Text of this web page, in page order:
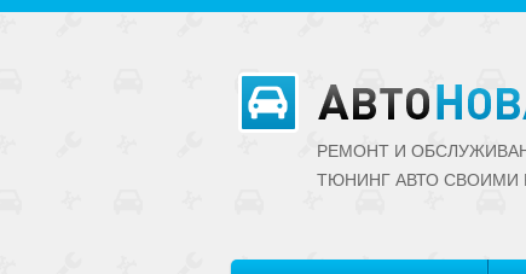
РЕМОНТ И
ТЮНИНГ АВТО CВОИМИ